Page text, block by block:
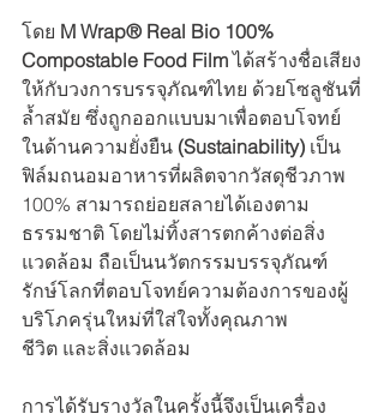
โดย M Wrap® Real Bio 100%
Compostable Food Film ได้สร้างชื่อเสียง
ให้กับวงการบรรจุภัณฑ์ไทย ด้วยโซลูชันที่
ล้ำสมัย ซึ่งถูกออกแบบมาเพื่อตอบโจทย์
ในด้านความยั่งยืน (Sustainability) เป็น
ฟิล์มถนอมอาหารที่ผลิตจากวัสดุชีวภาพ
100% สามารถย่อยสลายได้เองตาม
ธรรมชาติ โดยไม่ทิ้งสารตกค้างต่อสิ่ง
แวดล้อม ถือเป็นนวัตกรรมบรรจุภัณฑ์
รักษ์โลกที่ตอบโจทย์ความต้องการของผู้
บริโภครุ่นใหม่ที่ใส่ใจทั้งคุณภาพ
ชีวิต และสิ่งแวดล้อม
การได้รับรางวัลในครั้งนี้จึงเป็นเครื่อง